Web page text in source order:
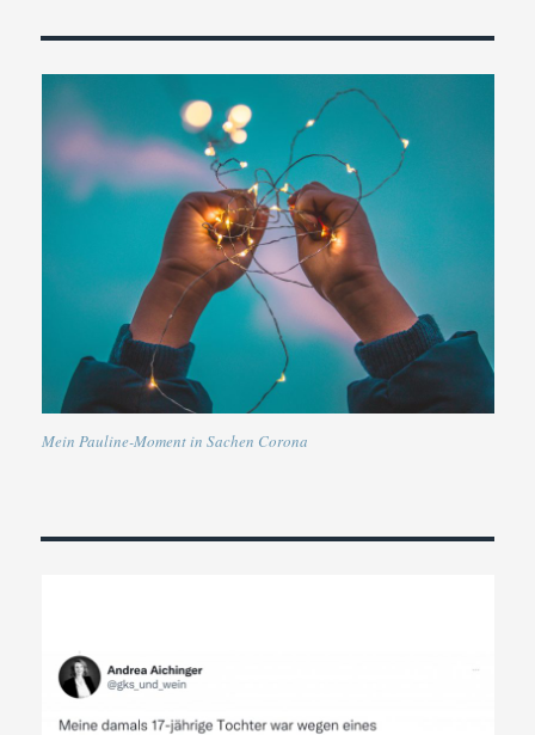
Mein Pauline-Moment in Sachen Corona